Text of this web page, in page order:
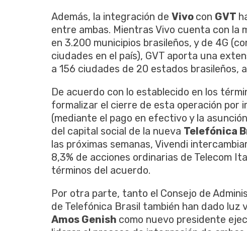
Además, la integración de Vivo con GVT
entre ambas. Mientras Vivo cuenta con la
en 3.200 municipios brasileños, y de 4G
ciudades en el país), GVT aporta una
a 156 ciudades de 20 estados brasileños,
De acuerdo con lo establecido en los
formalizar el cierre de esta operación por
(mediante el pago en efectivo y la
del capital social de la nueva Telefónica
las próximas semanas, Vivendi
8,3% de acciones ordinarias de Telecom
términos del acuerdo.
Por otra parte, tanto el Consejo de
de Telefónica Brasil también han dado luz
Amos Genish como nuevo presidente